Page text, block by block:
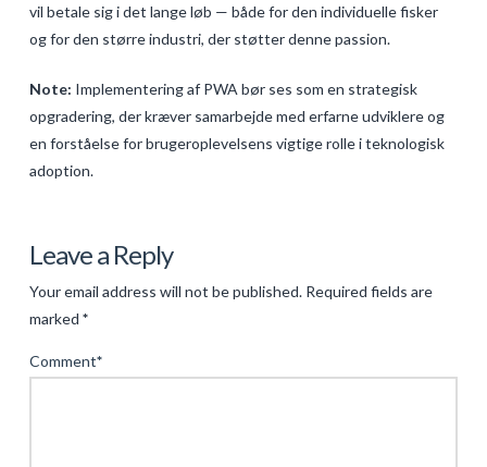
vil betale sig i det lange løb — både for den individuelle fisker
og for den større industri, der støtter denne passion.
Note: Implementering af PWA bør ses som en strategisk
opgradering, der kræver samarbejde med erfarne udviklere og
en forståelse for brugeroplevelsens vigtige rolle i teknologisk
adoption.
Digital
Innovation
i
Fordelen
Leave a Reply
Your email address will not be published. Required fields are
marked *
Comment*